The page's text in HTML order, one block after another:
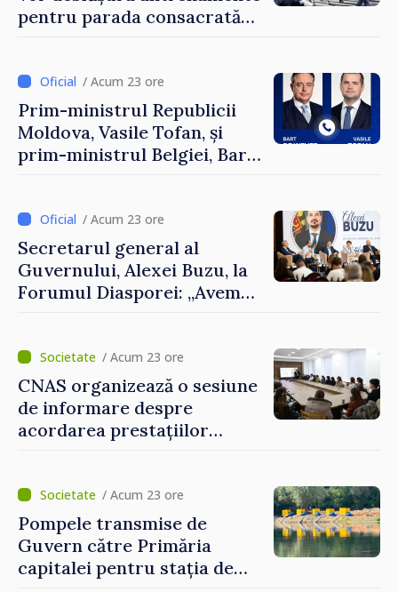
pentru parada consacrată
/ Acum 23 ore
Prim-ministrul Republicii
Moldova, Vasile Tofan, și
prim-ministrul Belgiei, Bart
al Republicii Moldova.
/ Acum 23 ore
Secretarul general al
Guvernului, Alexei Buzu, la
Forumul Diasporei: „Avem
construi comunități mai
puternice”
/ Acum 23 ore
CNAS organizează o sesiune
de informare despre
acordarea prestațiilor
invitați să se înscrie la
eveniment
/ Acum 23 ore
Pompele transmise de
Guvern către Primăria
capitalei pentru stația de